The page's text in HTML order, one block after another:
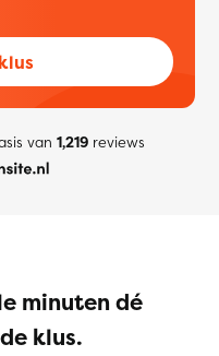
van 1,219reviews
minuten dé
klus.